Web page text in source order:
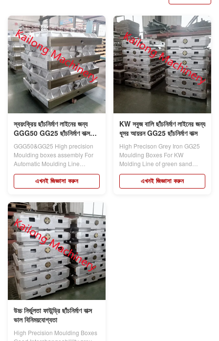
স্বয়ংক্রিয় ছাঁচনির্মাণ লাইনের জন্য
GGG50 GG25 ছাঁচনির্মাণ বাক্স
সমাবেশ
GGG50&GG25 High precision
Moulding boxes assembly For
Automatic Moulding Line
Product...
এখনই জিজ্ঞাসা করুন
KW সবুজ বালি ছাঁচনির্মাণ লাইনের জন্য
ধূসর আয়রন GG25 ছাঁচনির্মাণ বাক্স
High Precison Grey Iron GG25
Moulding Boxes For KW
Molding Line of green sand
Product...
এখনই জিজ্ঞাসা করুন
উচ্চ নির্ভুলতা ফাউন্ড্রি ছাঁচনির্মাণ বাক্স
ভাল বিনিময়যোগ্যতা
High Precision Moulding Boxes